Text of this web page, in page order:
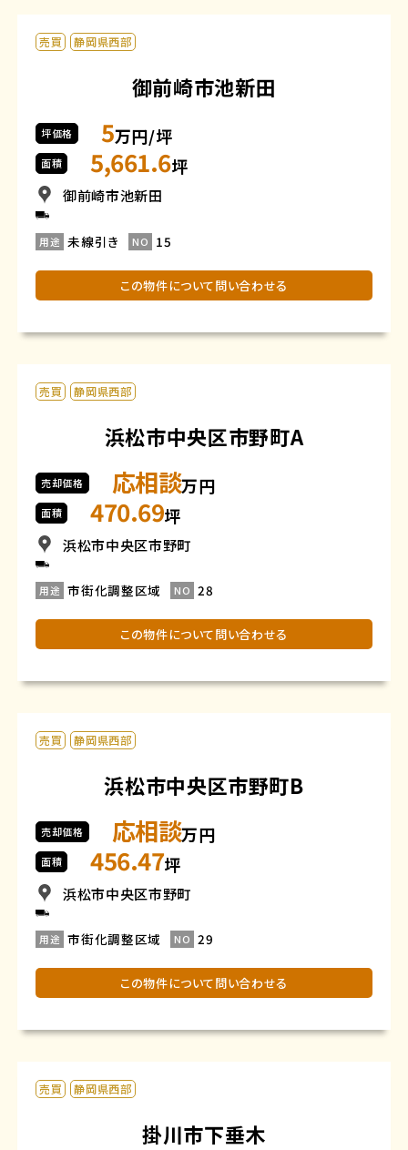
売買 静岡県西部
御前崎市池新田
坪価格 5万円/坪
面積 5,661.6坪
御前崎市池新田
用途 未線引き NO 15
この物件について問い合わせる
売買 静岡県西部
浜松市中央区市野町A
売却価格 応相談万円
面積 470.69坪
浜松市中央区市野町
用途 市街化調整区域 NO 28
この物件について問い合わせる
売買 静岡県西部
浜松市中央区市野町B
売却価格 応相談万円
面積 456.47坪
浜松市中央区市野町
用途 市街化調整区域 NO 29
この物件について問い合わせる
売買 静岡県西部
掛川市下垂木